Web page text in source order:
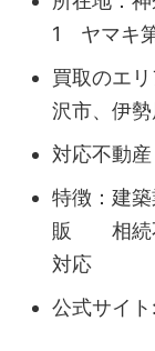
1 ヤマキ
買取のエ
沢市、伊
対応不動
特徴：建
販 相続不
対応
公式サイ